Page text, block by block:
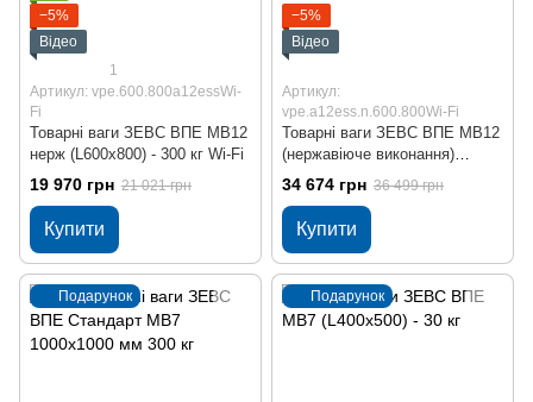
−5%
Відео
1
Артикул: vpe.600.800a12essWi-
Fi
Товарні ваги ЗЕВС ВПЕ МВ12
нерж (L600x800) - 300 кг Wi-Fi
19 970 грн 21 021 грн
Купити
−5%
Відео
Артикул:
vpe.a12ess.n.600.800Wi-Fi
Товарні ваги ЗЕВС ВПЕ МВ12
(нержавіюче виконання)
В600x800 - 300 кг Wi-Fi
34 674 грн 36 499 грн
Купити
Подарунок Подарунок